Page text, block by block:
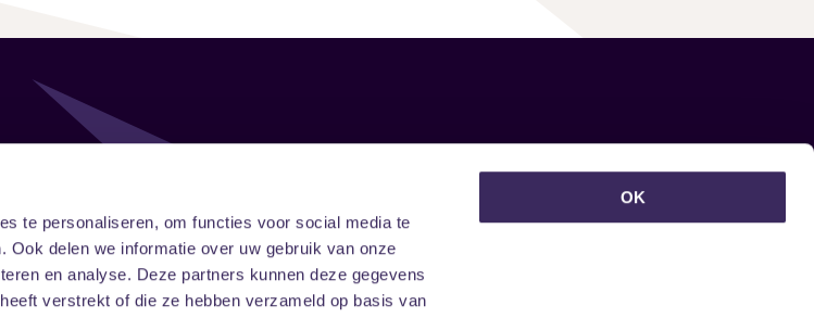
te personaliseren, om functies voor social media te
delen we informatie over uw gebruik van onze
en analyse. Deze partners kunnen deze gegevens
verstrekt of die ze hebben verzameld op basis van
OK
LinkedIn
Onze nieuwsbrief ontvangen?